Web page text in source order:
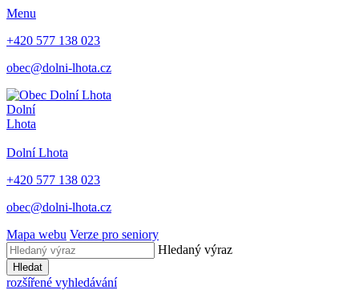
Menu
+420 577 138 023
obec@dolni-lhota.cz
Dolní
Lhota
Dolní Lhota
+420 577 138 023
obec@dolni-lhota.cz
Mapa webu Verze pro seniory
Hledaný výraz
Hledat
rozšířené vyhledávání